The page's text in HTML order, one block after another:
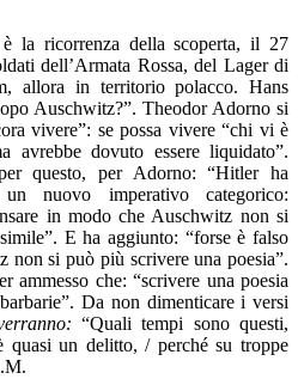
è la ricorrenza della scoperta, il 27
dell’Armata Rossa, del Lager di
allora in territorio polacco.Hans
Auschwitz?”. Theodor Adorno si
vivere”: se possa vivere “chi vi è
avrebbe dovuto essere liquidato”.
questo, per Adorno: “Hitler ha
nuovo imperativo categorico:
in modo che Auschwitz non si
E ha aggiunto: “forse è falso
non si può più scrivere una poesia”.
ammesso che: “scrivere una poesia
Da non dimenticare i versi
“Quali tempi sono questi,
quasi un delitto, / perché su troppe